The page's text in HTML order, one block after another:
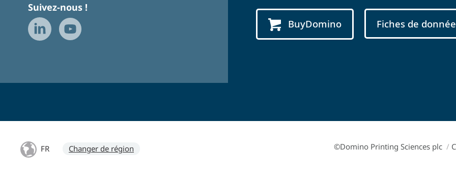
Suivez-nous !
BuyDomino Fiches de
FR Changer de région ©Domino Printing Sciences plc /